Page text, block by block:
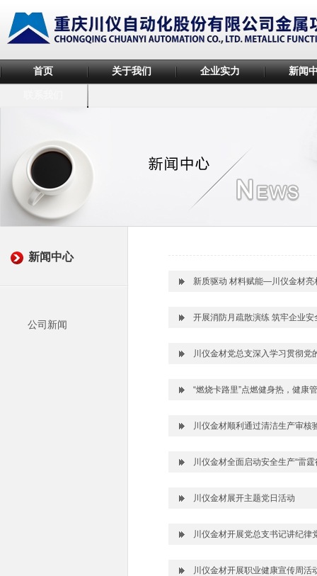
首页 关于我们 企业实力 新闻
新闻中心
公司新闻
新质驱动 材料赋能—川仪金材亮
开展消防月疏散演练 筑牢企业安
川仪金材党总支深入学习贯彻党
“燃烧卡路里”点燃健身热，健康
川仪金材顺利通过清洁生产审核
川仪金材全面启动安全生产“雷霆
川仪金材展开主题党日活动
川仪金材开展党总支书记讲纪律
川仪金材开展职业健康宣传周活